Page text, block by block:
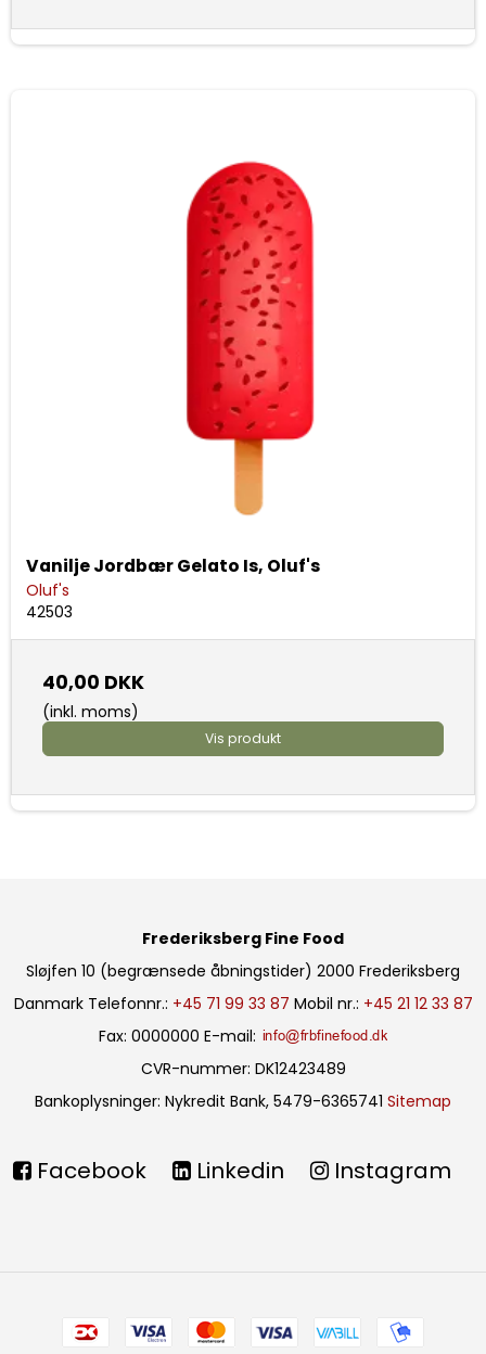
Vanilje Jordbær Gelato Is, Oluf's
Oluf's
42503
40,00 DKK
(inkl. moms)
Vis produkt
Frederiksberg Fine Food
Sløjfen 10 (begrænsede åbningstider) 2000 Frederiksberg
Danmark Telefonnr.: +45 71 99 33 87 Mobil nr.: +45 21 12 33 87
Fax: 0000000 E-mail:
CVR-nummer: DK12423489
Bankoplysninger: Nykredit Bank, 5479-6365741 Sitemap
Facebook Linkedin Instagram